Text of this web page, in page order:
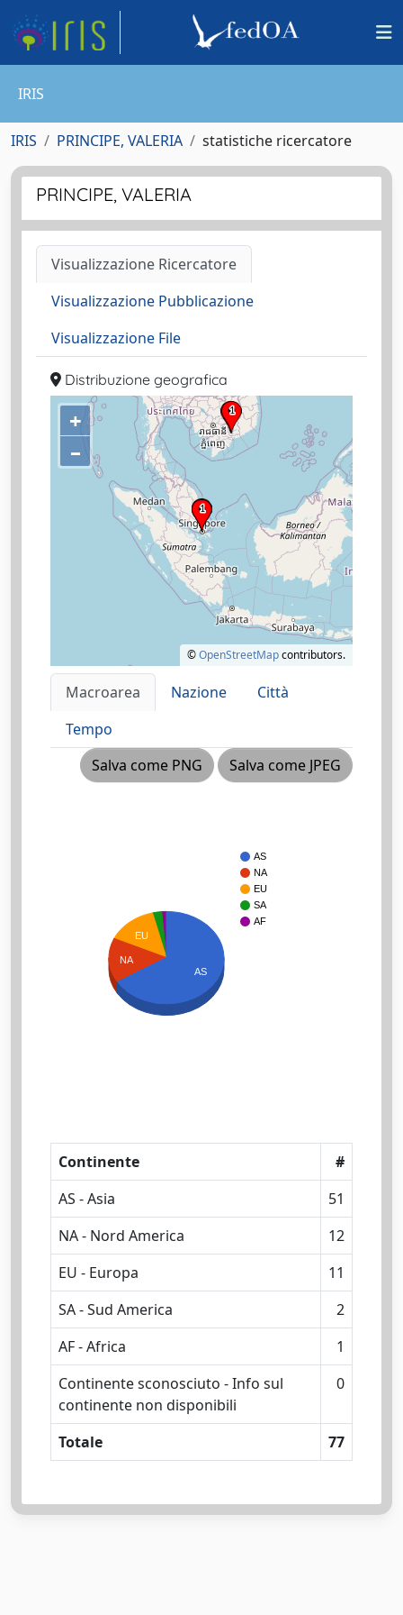
IRIS
IRIS PRINCIPE, VALERIA statistiche ricercatore
PRINCIPE, VALERIA
Visualizzazione Ricercatore
Visualizzazione Pubblicazione
Visualizzazione File
Distribuzione geografica
+
–
©OpenStreetMapcontributors.
Macroarea Nazione
Città
Tempo
Salva come PNG
Salva come JPEG
AS
NA
EU
SA
AF
EU
NA
AS
Continente
#
AS - Asia
51
NA - Nord America
12
EU - Europa
11
SA - Sud America
2
AF - Africa
1
Continente sconosciuto - Info sul
continente non disponibili
0
Totale 77